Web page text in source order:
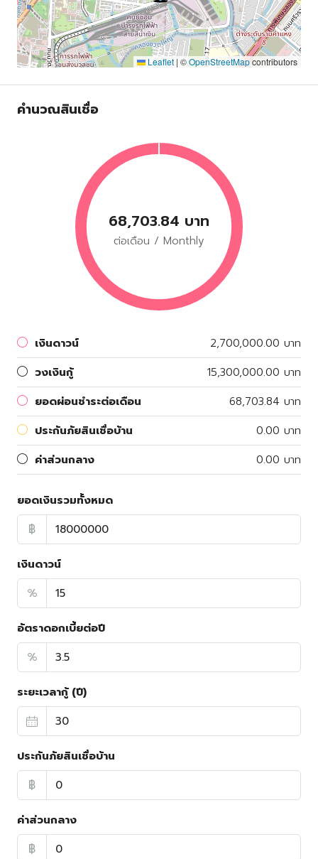
Leaflet | ©OpenStreetMapcontributors
คำนวณสินเชื่อ
68,703.84 บาท
ต่อเดือน / Monthly
เงินดาวน์
2,700,000.00 บาท
วงเงินกู้
15,300,000.00 บาท
ยอดผ่อนชำระต่อเดือน
68,703.84 บาท
ประกันภัยสินเชื่อบ้าน
0.00 บาท
ค่าส่วนกลาง
0.00 บาท
ยอดเงินรวมทั้งหมด
฿
เงินดาวน์
%
อัตราดอกเบี้ยต่อปี
%
ระยะเวลากู้ (ปี)
ประกันภัยสินเชื่อบ้าน
฿
ค่าส่วนกลาง
฿